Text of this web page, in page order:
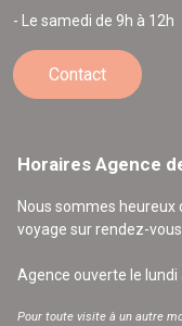
- Le samedi de 9h à 12h
Contact
Horaires Agence
Nous sommes heureux
voyage sur rendez-
Agence ouverte le lundi
Pour toute visite à un autre